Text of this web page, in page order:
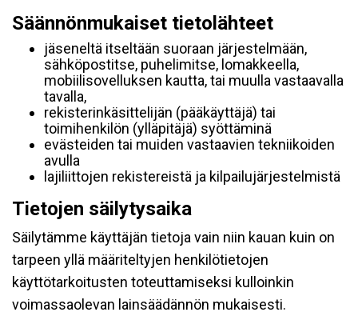
Säännönmukaiset tietolähteet
jäseneltä itseltään suoraan järjestelmään,
sähköpostitse, puhelimitse, lomakkeella,
mobiilisovelluksen kautta, tai muulla vastaavalla
tavalla,
rekisterinkäsittelijän (pääkäyttäjä) tai
toimihenkilön (ylläpitäjä) syöttäminä
evästeiden tai muiden vastaavien tekniikoiden
avulla
lajiliittojen rekistereistä ja kilpailujärjestelmistä
Tietojen säilytysaika
Säilytämme käyttäjän tietoja vain niin kauan kuin on
tarpeen yllä määriteltyjen henkilötietojen
käyttötarkoitusten toteuttamiseksi kulloinkin
voimassaolevan lainsäädännön mukaisesti.